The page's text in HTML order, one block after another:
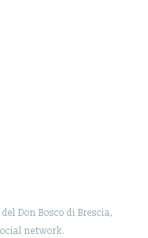
Don Bosco di Brescia,
network.